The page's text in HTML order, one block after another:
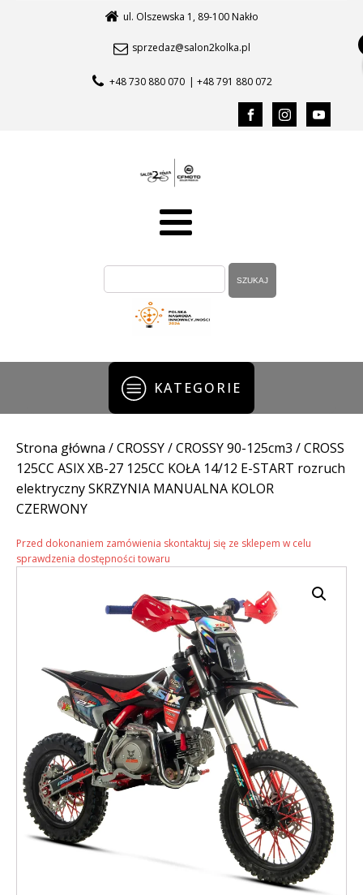
ul. Olszewska 1, 89-100 Nakło
sprzedaz@salon2kolka.pl
+48 730 880 070 | +48 791 880 072
KATEGORIE
Strona główna /CROSSY/CROSSY 90-125cm3 / CROSS
125CC ASIX XB-27 125CC KOŁA 14/12 E-START rozruch
elektryczny SKRZYNIA MANUALNA KOLOR
CZERWONY
Przed dokonaniem zamówienia skontaktuj się ze sklepem w celu
sprawdzenia dostępności towaru